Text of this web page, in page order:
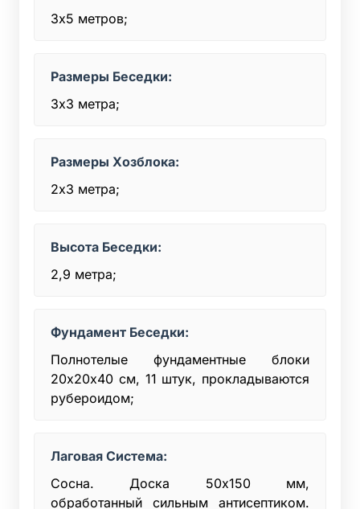
3х5 метров;
Размеры Беседки:
3х3 метра;
Размеры Хозблока:
2х3 метра;
Высота Беседки:
2,9 метра;
Фундамент Беседки:
Полнотелые фундаментные блоки
20х20x40 см, 11 штук, прокладываются
рубероидом;
Лаговая Система:
Сосна. Доска 50x150 мм,
обработанный сильным антисептиком.